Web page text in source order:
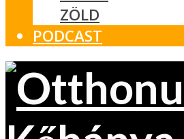
ZÖLD
PODCAST